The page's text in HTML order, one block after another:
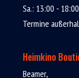
Sa.: 13:00 -
Termine
Heimkino
Beamer,